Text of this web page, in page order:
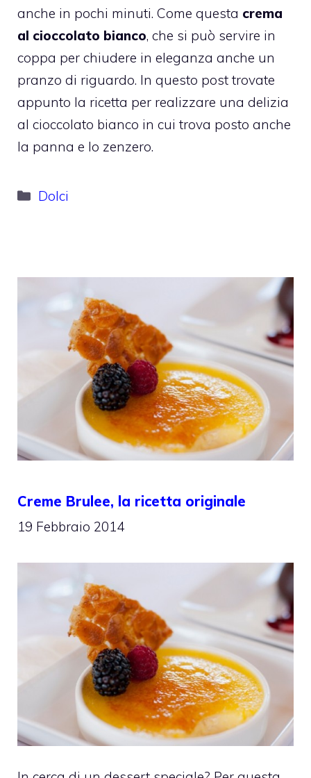
anche in pochi minuti. Come questa crema
al cioccolato bianco, che si può servire in
coppa per chiudere in eleganza anche un
pranzo di riguardo. In questo post trovate
appunto la ricetta per realizzare una delizia
al cioccolato bianco in cui trova posto anche
la panna e lo zenzero.
Categorie
Dolci
Creme Brulee, la ricetta originale
19 Febbraio 2014